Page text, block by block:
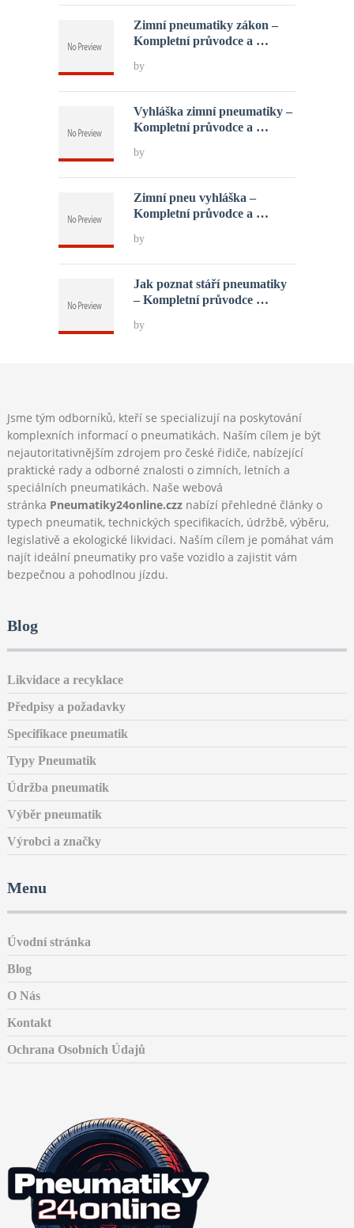
Zimní pneumatiky zákon –
Kompletní průvodce a …
by
Vyhláška zimní pneumatiky –
Kompletní průvodce a …
by
Zimní pneu vyhláška –
Kompletní průvodce a …
by
Jak poznat stáří pneumatiky
– Kompletní průvodce …
by
Jsme tým odborníků, kteří se specializují na poskytování
komplexních informací o pneumatikách. Naším cílem je být
nejautoritativnějším zdrojem pro české řidiče, nabízející
praktické rady a odborné znalosti o zimních, letních a
speciálních pneumatikách. Naše webová
stránka Pneumatiky24online.czznabízí přehledné články o
typech pneumatik, technických specifikacích, údržbě, výběru,
legislativě a ekologické likvidaci. Naším cílem je pomáhat vám
najít ideální pneumatiky pro vaše vozidlo a zajistit vám
bezpečnou a pohodlnou jízdu.
Blog
Likvidace a recyklace
Předpisy a požadavky
Specifikace pneumatik
Typy Pneumatik
Údržba pneumatik
Výběr pneumatik
Výrobci a značky
Menu
Úvodní stránka
Blog
O Nás
Kontakt
Ochrana Osobních Údajů